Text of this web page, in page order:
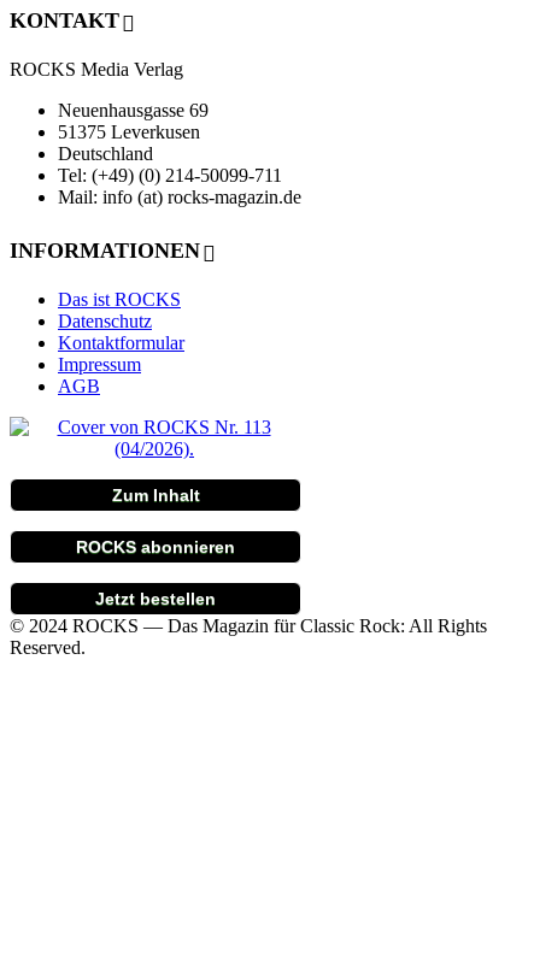
KONTAKT
ROCKS Media Verlag
Neuenhausgasse 69
51375 Leverkusen
Deutschland
Tel: (+49) (0) 214-50099-711
Mail: info (at) rocks-magazin.de
INFORMATIONEN
Das ist ROCKS
Datenschutz
Kontaktformular
Impressum
AGB
Zum Inhalt
ROCKS abonnieren
Jetzt bestellen
© 2024 ROCKS — Das Magazin für Classic Rock: All Rights
Reserved.